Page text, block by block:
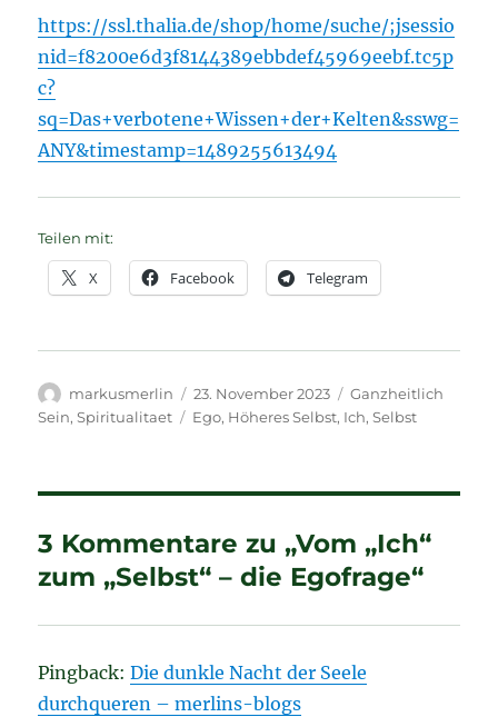
https://ssl.thalia.de/shop/home/suche/;jsessio
nid=f8200e6d3f8144389ebbdef45969eebf.tc5p
c?
sq=Das+verbotene+Wissen+der+Kelten&sswg=
ANY&timestamp=1489255613494
Teilen mit:
X Facebook Telegram
Autor
markusmerlin
Veröffentlicht
am
23. November 2023 Kategorien
Ganzheitlich
Sein,Spiritualitaet Schlagwörter
Ego, Höheres Selbst, Ich,Selbst
3 Kommentare zu „Vom „Ich“
zum „Selbst“ – die Egofrage“
Pingback:Die dunkle Nacht der Seele
durchqueren – merlins-blogs